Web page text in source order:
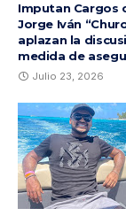
Imputan Cargos
Jorge Iván
aplazan la
medida de
Julio 23, 2026